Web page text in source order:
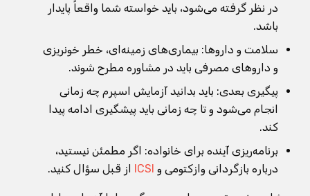
در نظر گرفته می‌شود، باید خواسته شما واقعاً پایدار
باشد.
سلامت و داروها: بیماری‌های زمینه‌ای، خطر خونریزی
و داروهای مصرفی باید در مشاوره مطرح شوند.
پیگیری بعدی: باید بدانید آزمایش اسپرم چه زمانی
انجام می‌شود و تا چه زمانی باید پیشگیری ادامه پیدا
کند.
برنامه‌ریزی آینده برای خانواده: اگر مطمئن نیستید،
درباره بازگردانی وازکتومی و ICSI از قبل سؤال کنید.